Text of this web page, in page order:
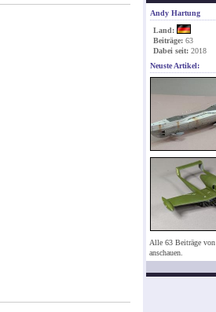
Andy Hartung
Land:
Beiträge: 63
Dabei seit: 2018
Neuste Artikel:
Alle 63 Beiträge von
anschauen.